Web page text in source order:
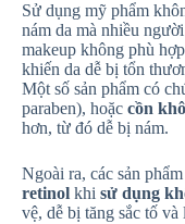
Sử dụng mỹ phẩm
nám da mà nhiều
makeup không phù
khiến da dễ bị tổn
Một số sản phẩm có
paraben), hoặc cồn khô
hơn, từ đó dễ bị nám.
Ngoài ra, các sản
retinol khi sử dụng
vệ, dễ bị tăng sắc tố